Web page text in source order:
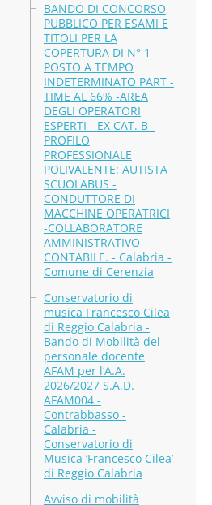
BANDO DI CONCORSO
PUBBLICO PER ESAMI E
TITOLI PER LA
COPERTURA DI N° 1
POSTO A TEMPO
INDETERMINATO PART -
TIME AL 66% -AREA
DEGLI OPERATORI
ESPERTI - EX CAT. B -
PROFILO
PROFESSIONALE
POLIVALENTE: AUTISTA
SCUOLABUS -
CONDUTTORE DI
MACCHINE OPERATRICI
-COLLABORATORE
AMMINISTRATIVO-
CONTABILE. - Calabria -
Comune di Cerenzia
Conservatorio di
musica Francesco Cilea
di Reggio Calabria -
Bando di Mobilità del
personale docente
AFAM per l’A.A.
2026/2027 S.A.D.
AFAM004 -
Contrabbasso -
Calabria -
Conservatorio di
Musica ‘Francesco Cilea’
di Reggio Calabria
Avviso di mobilità